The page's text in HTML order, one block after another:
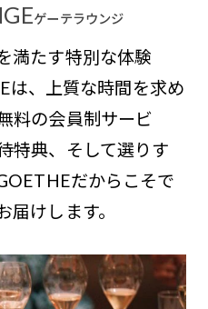
ゲーテラウンジ
満たす特別な体験
は、上質な時間を求め
料の会員制サービ
特典、そして選りす
だからこそで
届けします。